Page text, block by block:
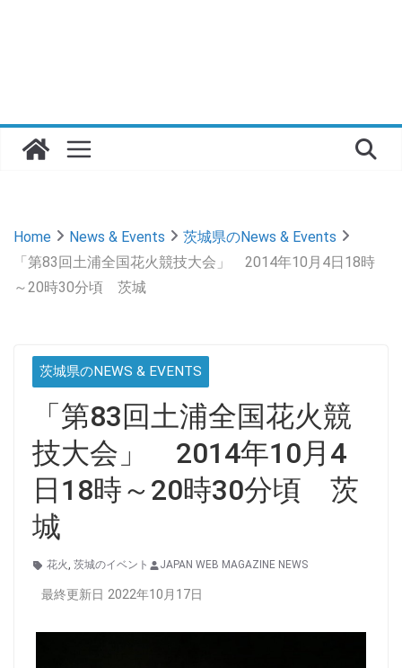
Home News & Events
茨城県のNews & Events
「第83回土浦全国花火競技大会」 2014年10月4日18時
～20時30分頃 茨城
茨城県のNEWS & EVENTS
「第83回土浦全国花火競
技大会」 2014年10月4
日18時～20時30分頃 茨
城
花火, 茨城のイベント JAPAN WEB MAGAZINE NEWS
最終更新日 2022年10月17日